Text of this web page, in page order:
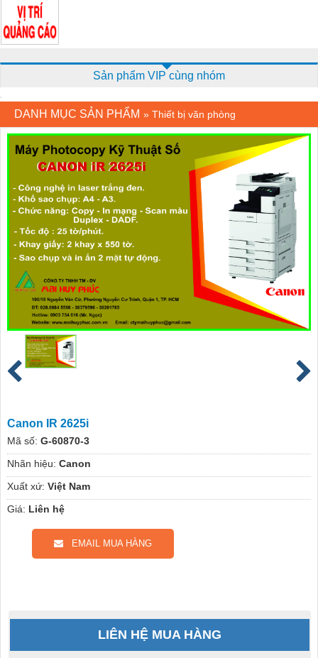
Sản phẩm VIP cùng nhóm
DANH MỤC SẢN PHẨM » Thiết bị văn phòng
Canon IR 2625i
Mã số: G-60870-3
Nhãn hiệu: Canon
Xuất xứ: Việt Nam
Giá: Liên hệ
EMAIL MUA HÀNG
LIÊN HỆ MUA HÀNG